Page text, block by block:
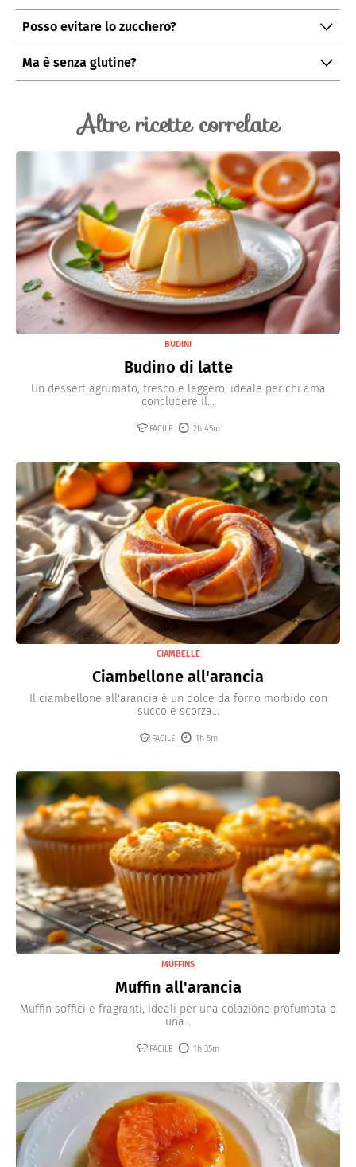
Posso evitare lo zucchero?
Potete sostituire lo zucchero a velo con la
una versione dietetica oppure con
Ma è senza glutine?
glutine, ma se avete problemi di celiachia, controllate
sempre l'etichetta perchè il prodotto potrebbe essere
Altre ricette correlate
BUDINI
Budino di latte
Un dessert agrumato, fresco e leggero, ideale per chi ama
concludere il...
FACILE 2h 45m
CIAMBELLE
Ciambellone all'arancia
Il ciambellone all'arancia è un dolce da forno morbido con
succo e scorza...
FACILE 1h 5m
MUFFINS
Muffin all'arancia
Muffin soffici e fragranti, ideali per una colazione profumata o
una...
FACILE 1h 35m